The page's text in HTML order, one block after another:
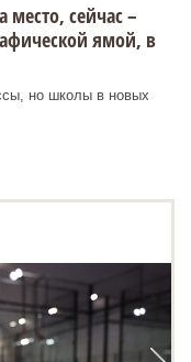
сейчас –
ямой, в
но школы в новых